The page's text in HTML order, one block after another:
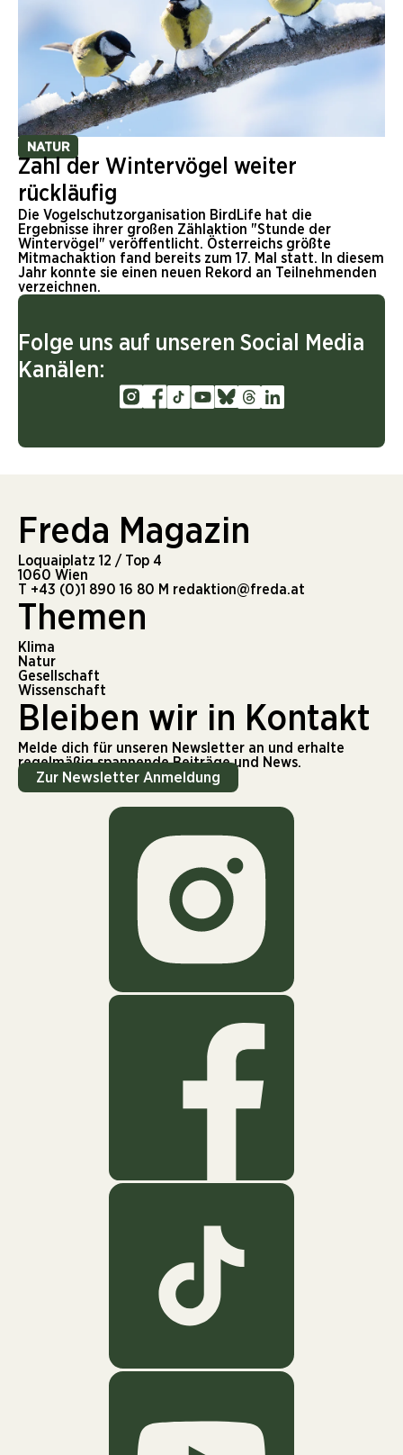
NATUR
Zahl der Wintervögel weiter
rückläufig
Die Vogelschutzorganisation BirdLife hat die
Ergebnisse ihrer großen Zählaktion "Stunde der
Wintervögel" veröffentlicht. Österreichs größte
Mitmachaktion fand bereits zum 17. Mal statt. In diesem
Jahr konnte sie einen neuen Rekord an Teilnehmenden
verzeichnen.
Folge uns auf unseren Social Media
Kanälen:
Freda Magazin
Loquaiplatz 12 / Top 4
1060 Wien
T +43 (0)1 890 16 80 M redaktion@freda.at
Themen
Klima
Natur
Gesellschaft
Wissenschaft
Bleiben wir in Kontakt
Melde dich für unseren Newsletter an und erhalte
regelmäßig spannende Beiträge und News.
Zur Newsletter Anmeldung